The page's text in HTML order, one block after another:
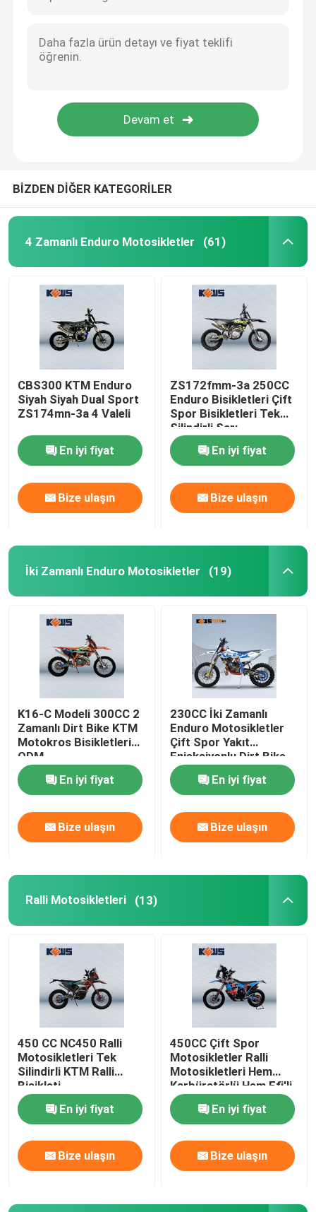
Enduro Kir Bisikletleri
2 Zamanlı Motokros
Euro 4 Motosikletler
BİZDEN DİĞER KATEGORİLER
4 Zamanlı Enduro Motosikletler (61)
CBS300 KTM Enduro
Siyah Siyah Dual Sport
ZS174mn-3a 4 Valeli
En iyi fiyat
Bize ulaşın
ZS172fmm-3a 250CC
Enduro Bisikletleri Çift
Spor Bisikletleri Tek
Silindirli Sarı
En iyi fiyat
Bize ulaşın
İki Zamanlı Enduro Motosikletler (19)
K16-C Modeli 300CC 2
Zamanlı Dirt Bike KTM
Motokros Bisikletleri
ODM
En iyi fiyat
Bize ulaşın
230CC İki Zamanlı
Enduro Motosikletler
Çift Spor Yakıt
Enjeksiyonlu Dirt Bike
En iyi fiyat
Bize ulaşın
Ralli Motosikletleri (13)
450 CC NC450 Ralli
Motosikletleri Tek
Silindirli KTM Ralli
Bisikleti
En iyi fiyat
Bize ulaşın
450CC Çift Spor
Motosikletler Ralli
Motosikletleri Hem
Karbüratörlü Hem Efi'li
38kw Güç Motoru İki
SeçenekEn iyi fiyat
Bize ulaşın